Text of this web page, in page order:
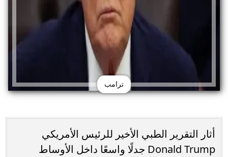
ترامب
أثار التقرير الطبي الأخير للرئيس الأمريكي
Donald Trump جدلًا واسعًا داخل الأوساط